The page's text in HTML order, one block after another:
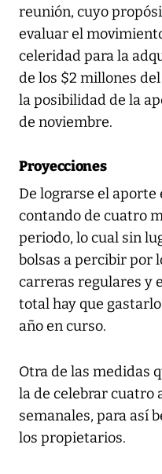
reunión, cuyo
evaluar el
celeridad para la
de los $2 millones
la posibilidad de la
de noviembre.
Proyecciones
De lograrse el
contando de cuatro
periodo, lo cual sin
bolsas a percibir por
carreras regulares y
total hay que
año en curso.
Otra de las medidas
la de celebrar cuatro
semanales, para así
los propietarios.